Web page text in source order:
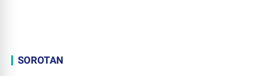
SOROTAN